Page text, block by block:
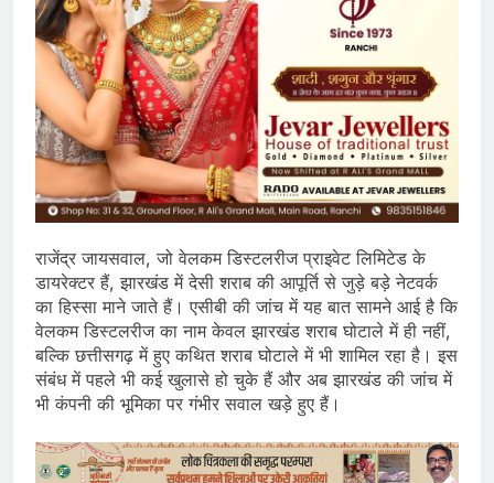
राजेंद्र जायसवाल, जो वेलकम डिस्टलरीज प्राइवेट लिमिटेड के
डायरेक्टर हैं, झारखंड में देसी शराब की आपूर्ति से जुड़े बड़े नेटवर्क
का हिस्सा माने जाते हैं। एसीबी की जांच में यह बात सामने आई है कि
वेलकम डिस्टलरीज का नाम केवल झारखंड शराब घोटाले में ही नहीं,
बल्कि छत्तीसगढ़ में हुए कथित शराब घोटाले में भी शामिल रहा है। इस
संबंध में पहले भी कई खुलासे हो चुके हैं और अब झारखंड की जांच में
भी कंपनी की भूमिका पर गंभीर सवाल खड़े हुए हैं।